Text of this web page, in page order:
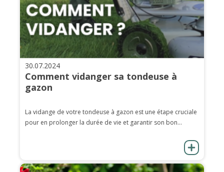
30.07.2024
Comment vidanger sa tondeuse à
gazon
La vidange de votre tondeuse à gazon est une étape cruciale
pour en prolonger la durée de vie et garantir son bon...